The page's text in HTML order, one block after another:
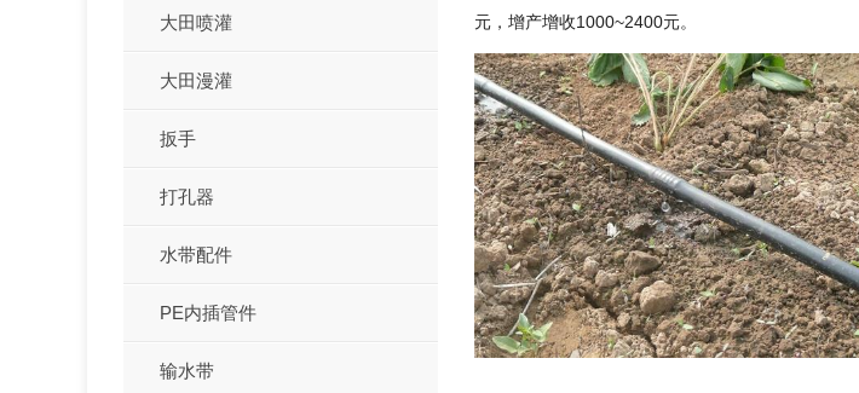
元，增产增收1000~2400元。
大田喷灌
大田漫灌
扳手
打孔器
水带配件
PE内插管件
输水带